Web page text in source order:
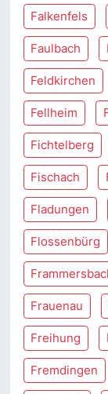
Falkenfels
Faulbach
Feldkirchen
Fellheim
Fichtelberg
Fischach
Fladungen
Flossenbürg
Frauenau
Freihung
Fremdingen